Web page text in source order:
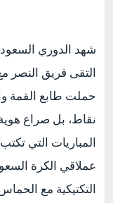
شهد الدوري
التقى فريق النصر
حملت طابع القمة
نقاط، بل صراع
المباريات التي
عملاقي الكرة
التكتيكية مع